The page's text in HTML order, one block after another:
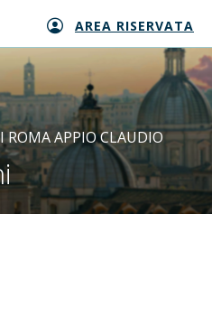
AREA RISERVATA
ROMA APPIO CLAUDIO